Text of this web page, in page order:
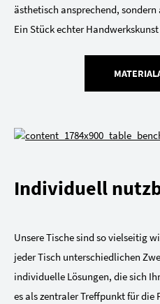
ästhetisch ansprechend,
Ein Stück echter
Individuell
Unsere Tische sind so vielseitig
jeder Tisch unterschiedlichen
individuelle Lösungen, die sich
es als zentraler Treffpunkt für die